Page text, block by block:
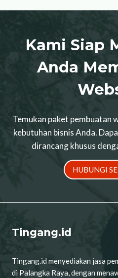
Kami Siap
Anda
Temukan paket pembuatan
kebutuhan bisnis Anda.
dirancang khusus
HUBUNGI
Tingang.id
Tingang.id menyediakan jasa
di Palangka Raya, dengan